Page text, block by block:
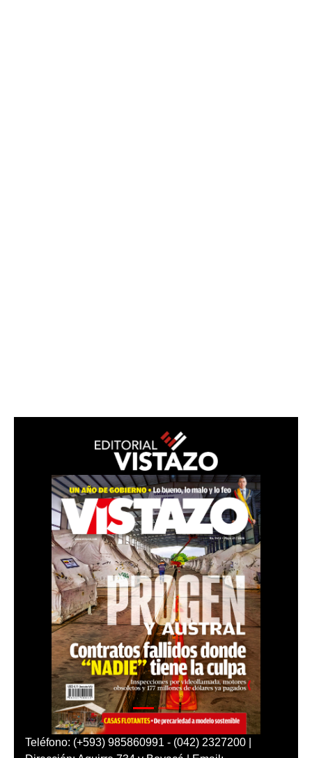
Teléfono: (+593) 985860991 - (042) 2327200 |